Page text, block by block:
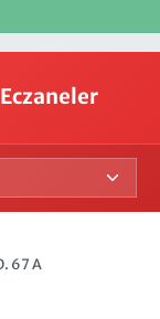
67 A